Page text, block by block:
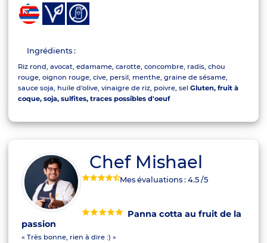
Ingrédients :
Riz rond, avocat, edamame, carotte, concombre, radis, chou
rouge, oignon rouge, cive, persil, menthe, graine de sésame,
sauce soja, huile d'olive, vinaigre de riz, poivre, selGluten, fruit à
coque, soja, sulfites, traces possibles d'oeuf
Chef Mishael
Mes évaluations :4.5/5
Panna cotta au fruit de la
passion
« Très bonne, rien à dire :) »